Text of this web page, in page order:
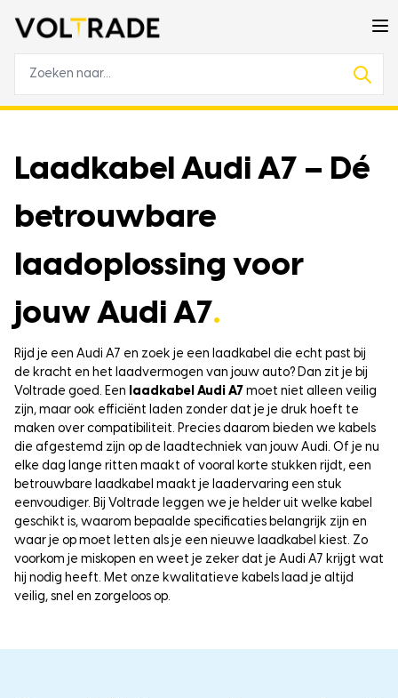
Laadkabel Audi A7 – Dé
betrouwbare
laadoplossing voor
jouw Audi A7.
Rijd je een Audi A7 en zoek je een laadkabel die echt past bij
de kracht en het laadvermogen van jouw auto? Dan zit je bij
Voltrade goed. Een laadkabel Audi A7 moet niet alleen veilig
zijn, maar ook efficiënt laden zonder dat je je druk hoeft te
maken over compatibiliteit. Precies daarom bieden we kabels
die afgestemd zijn op de laadtechniek van jouw Audi. Of je nu
elke dag lange ritten maakt of vooral korte stukken rijdt, een
betrouwbare laadkabel maakt je laadervaring een stuk
eenvoudiger. Bij Voltrade leggen we je helder uit welke kabel
geschikt is, waarom bepaalde specificaties belangrijk zijn en
waar je op moet letten als je een nieuwe laadkabel kiest. Zo
voorkom je miskopen en weet je zeker dat je Audi A7 krijgt wat
hij nodig heeft. Met onze kwalitatieve kabels laad je altijd
veilig, snel en zorgeloos op.